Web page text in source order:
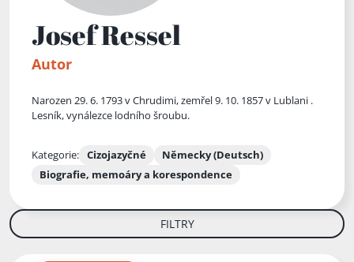
Josef Ressel
Autor
Narozen 29. 6. 1793 v Chrudimi, zemřel 9. 10. 1857 v Lublani .
Lesník, vynálezce lodního šroubu.
Kategorie: Cizojazyčné
Německy (Deutsch)
Biografie, memoáry a korespondence
FILTRY